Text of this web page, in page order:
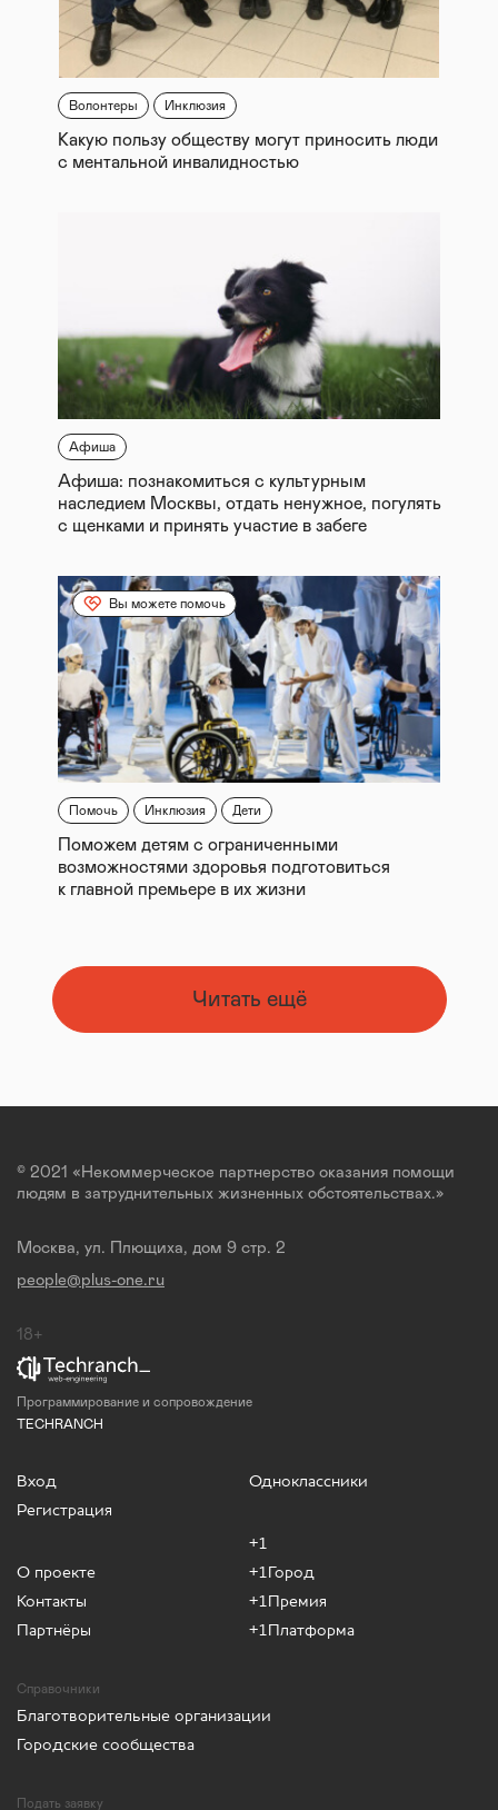
Волонтеры Инклюзия
Какую пользу обществу могут приносить люди
с ментальной инвалидностью
Афиша
Афиша: познакомиться с культурным
наследием Москвы, отдать ненужное, погулять
с щенками и принять участие в забеге
Вы можете помочь
Помочь Инклюзия Дети
Поможем детям с ограниченными
возможностями здоровья подготовиться
к главной премьере в их жизни
Читать ещё
© 2021 «Некоммерческое партнерство оказания помощи
людям в затруднительных жизненных обстоятельствах.»
Москва, ул. Плющиха, дом 9 стр. 2
people@plus-one.ru
18+
Программирование и сопровождение
TECHRANCH
Вход
Регистрация
О проекте
Контакты
Партнёры
Одноклассники
+1
+1Город
+1Премия
+1Платформа
Справочники
Благотворительные организации
Городские сообщества
Подать заявку